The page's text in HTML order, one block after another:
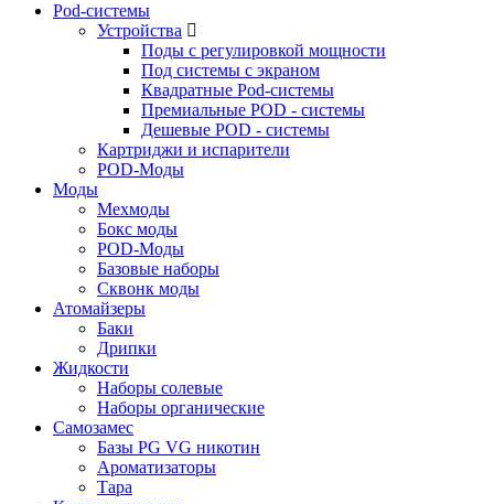
Pod-системы
Устройства
Поды с регулировкой мощности
Под системы с экраном
Квадратные Pod-системы
Премиальные POD - системы
Дешевые POD - системы
Картриджи и испарители
POD-Моды
Моды
Мехмоды
Бокс моды
POD-Моды
Базовые наборы
Сквонк моды
Атомайзеры
Баки
Дрипки
Жидкости
Наборы солевые
Наборы органические
Самозамес
Базы PG VG никотин
Ароматизаторы
Тара